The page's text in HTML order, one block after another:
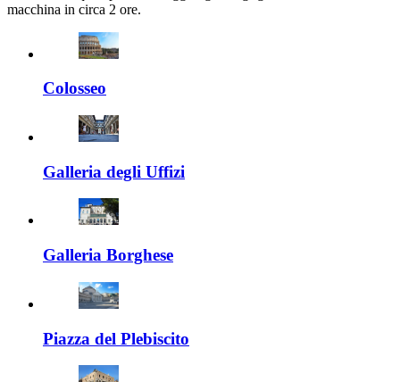
macchina in circa 2 ore.
Colosseo
Galleria degli Uffizi
Galleria Borghese
Piazza del Plebiscito